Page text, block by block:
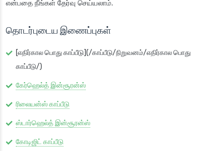
என்பதை நீங்கள் தேர்வு செய்யலாம்.
தொடர்புடைய இணைப்புகள்
[எதிர்கால பொது காப்பீடு](/காப்பீடு/நிறுவனம்/எதிர்கால பொது
காப்பீடு/)
கேர்ஹெல்த் இன்சூரன்ஸ்
ரிலையன்ஸ் காப்பீடு
ஸ்டார்ஹெல்த் இன்சூரன்ஸ்
கோடிஜிட் காப்பீடு